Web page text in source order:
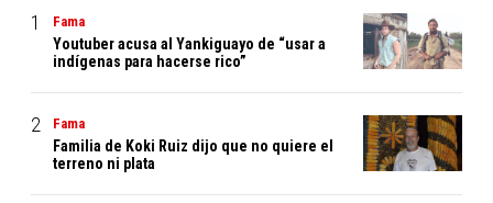
Fama
Youtuber acusa al Yankiguayo de “usar a
indígenas para hacerse rico”
Fama
Familia de Koki Ruiz dijo que no quiere el
terreno ni plata